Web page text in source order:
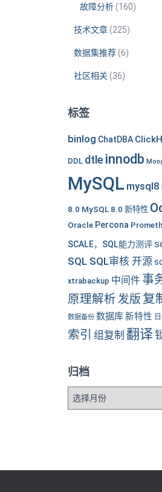
故障分析(160)
技术文章(225)
数据集推荐(6)
社区相关 (36)
标签
binlog ChatDBA
DDL dtle innodb
MySQL mysql8
8.0 MySQL 8.0 新特性
Oracle Percona
SCALE，SQL能力测评
SQL SQL审核 开源
xtrabackup 中间件 事
原理解析发版 复
数据备份 数据库 新特性
索引 组复制 翻译
归档
归